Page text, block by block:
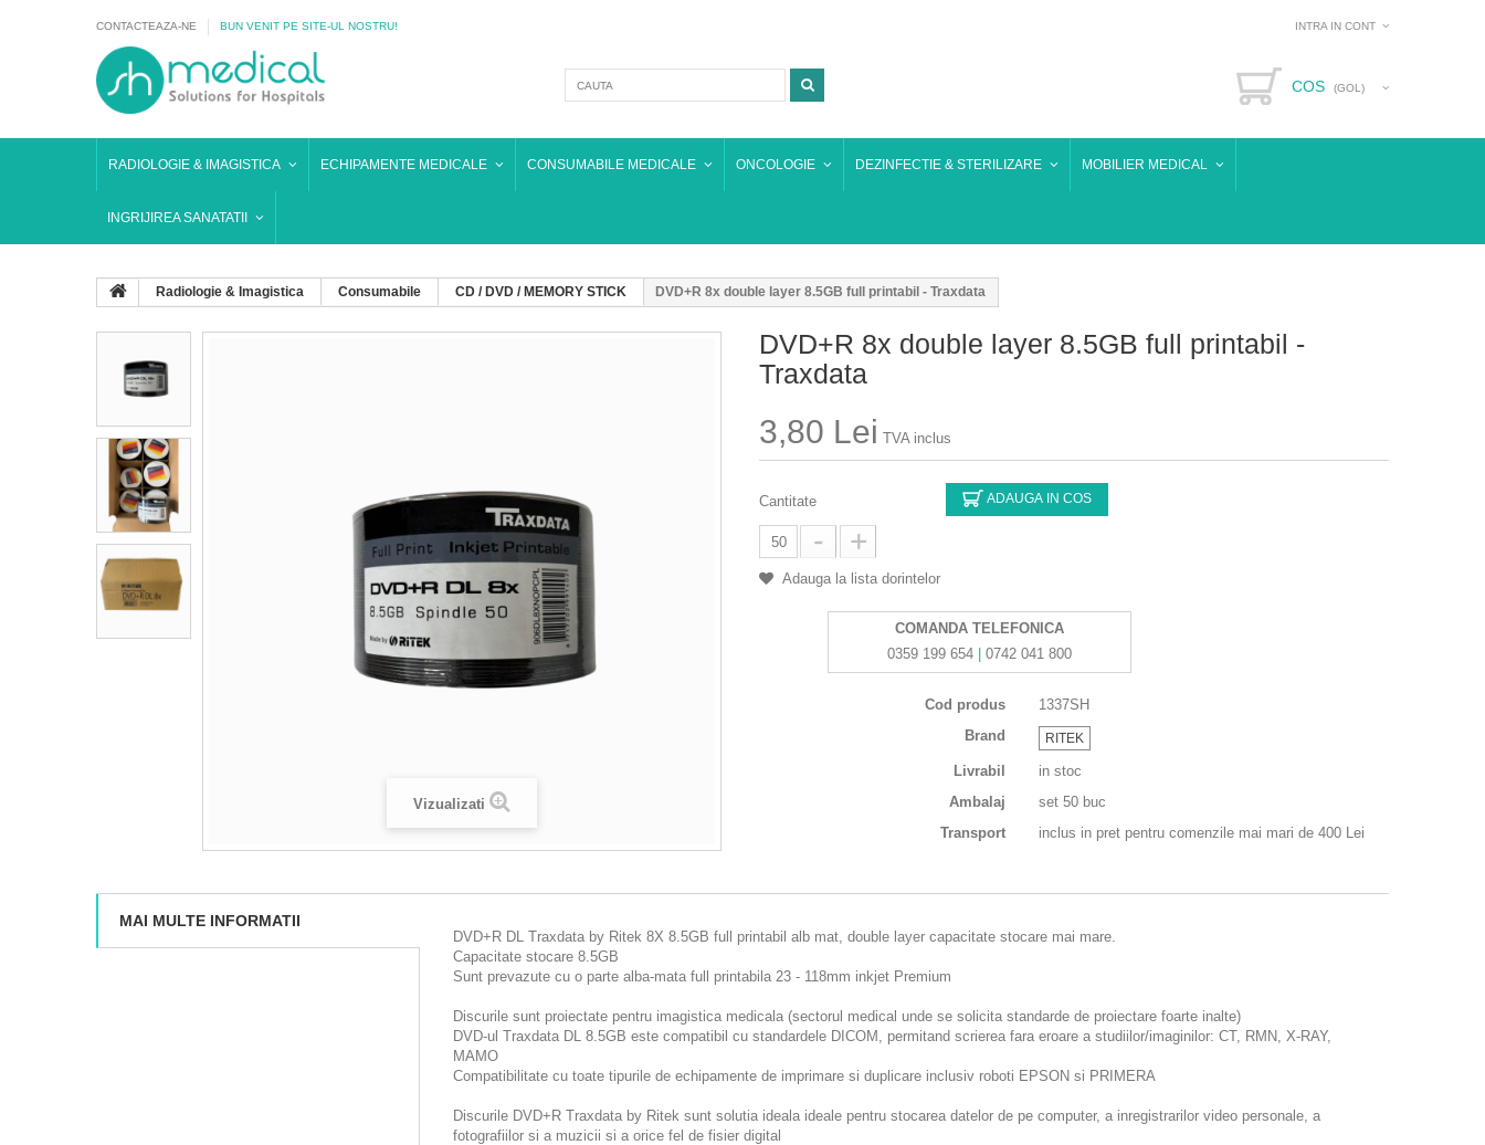
CONTACTEAZA-NE BUN VENIT PE SITE-UL NOSTRU! INTRA IN CONT
COS (GOL)
RADIOLOGIE & IMAGISTICA ECHIPAMENTE MEDICALE CONSUMABILE MEDICALE ONCOLOGIE DEZINFECTIE & STERILIZARE MOBILIER MEDICAL
INGRIJIREA SANATATII
Radiologie & Imagistica Consumabile CD / DVD / MEMORY STICK DVD+R 8x double layer 8.5GB full printabil - Traxdata
Vizualizati
DVD+R 8x double layer 8.5GB full printabil -
Traxdata
3,80 Lei TVA inclus
Cantitate
+
-
ADAUGA IN COS
Adauga la lista dorintelor
COMANDA TELEFONICA
0359 199 654
0742 041 800
Cod produs
1337SH
Brand
RITEK
Livrabil
in stoc
Ambalaj
set 50 buc
Transport
inclus in pret pentru comenzile mai mari de 400 Lei
MAI MULTE INFORMATII
DVD+R DL Traxdata by Ritek 8X 8.5GB full printabil alb mat, double layer capacitate stocare mai mare.
Capacitate stocare 8.5GB
Sunt prevazute cu o parte alba-mata full printabila 23 - 118mm inkjet Premium
Discurile sunt proiectate pentru imagistica medicala (sectorul medical unde se solicita standarde de proiectare foarte inalte)
DVD-ul Traxdata DL 8.5GB este compatibil cu standardele DICOM, permitand scrierea fara eroare a studiilor/imaginilor: CT, RMN, X-RAY,
MAMO
Compatibilitate cu toate tipurile de echipamente de imprimare si duplicare inclusiv roboti EPSON si PRIMERA
Discurile DVD+R Traxdata by Ritek sunt solutia ideala ideale pentru stocarea datelor de pe computer, a inregistrarilor video personale, a
fotografiilor si a muzicii si a orice fel de fisier digital